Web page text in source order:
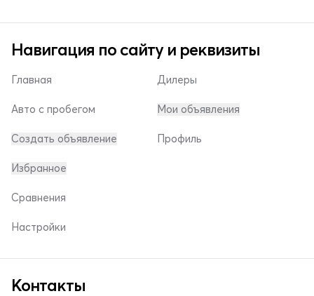
Навигация по сайту и реквизиты
Главная
Авто с пробегом
Создать объявление
Дилеры
Мои объявления
Профиль
Избранное
Сравнения
Настройки
Контакты